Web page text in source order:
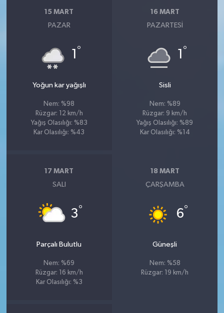
15 MART
PAZAR
1 °
Yoğun kar yağışlı
Nem: %98
Rüzgar: 12 km/h
Yağış Olasılığı: %83
Kar Olasılığı: %43
16 MART
PAZARTESI
1 °
Sisli
Nem: %89
Rüzgar: 9 km/h
Yağış Olasılığı: %89
Kar Olasılığı: %14
17 MART
SALI
3°
Parçalı Bulutlu
Nem: %69
Rüzgar: 16 km/h
Kar Olasılığı: %3
18 MART
ÇARŞAMBA
6°
Güneşli
Nem: %58
Rüzgar: 19 km/h